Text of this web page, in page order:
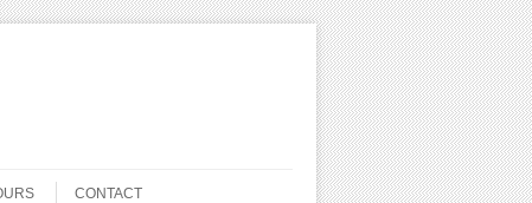
CONTACT